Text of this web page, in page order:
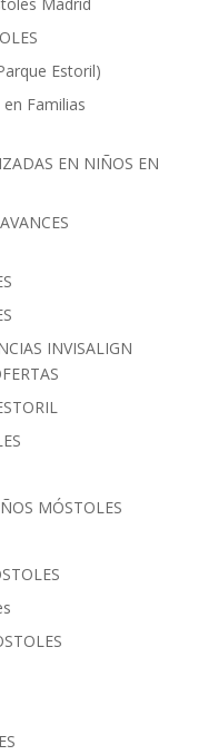
Estoril)
Familias
EN NIÑOS EN
INVISALIGN
MÓSTOLES